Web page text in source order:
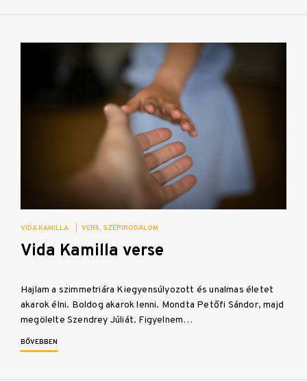
VIDA KAMILLA VERS SZÉPIRODALOM
Vida Kamilla verse
Hajlam a szimmetriára Kiegyensúlyozott és unalmas életet
akarok élni. Boldog akarok lenni. Mondta Petőfi Sándor, majd
megölelte Szendrey Júliát. Figyelnem…
BŐVEBBEN